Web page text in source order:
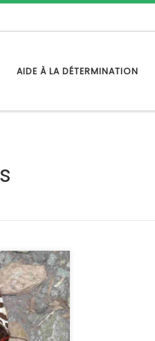
AIDE À LA DÉTERMINATION
ailes
attirent le
il devient
caja
Lépidoptère